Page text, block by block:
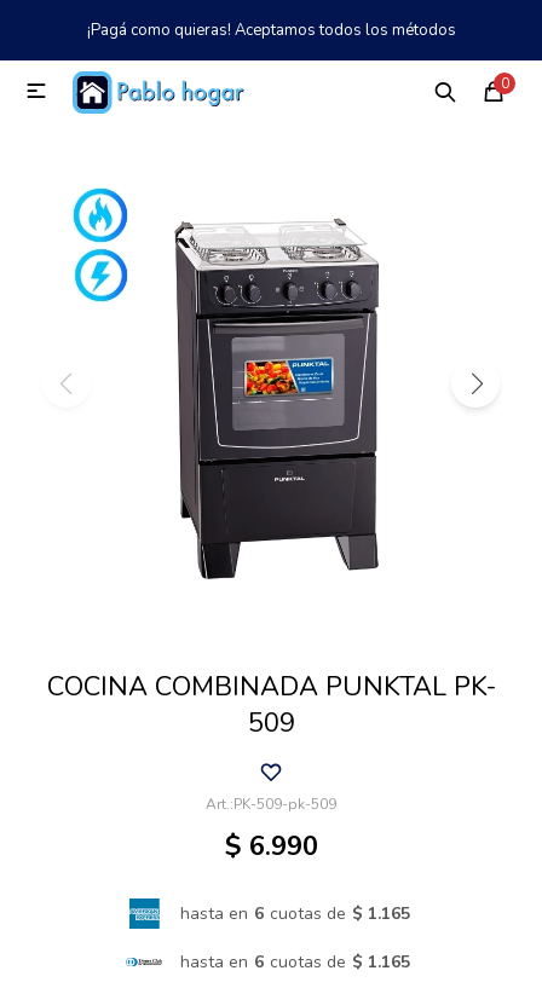
¡Pagá como quieras! Aceptamos todos los métodos
0

COCINA COMBINADA PUNKTAL PK-
509
PK-509-pk-509
$ 6.990
hasta en 6 cuotas de $ 1.165
hasta en 6 cuotas de $ 1.165
MI CUENTA
Catálogo Tienda 097 997 042
Climatización
Refrigeración
Tecnología
Electrodomésticos
Muebles de exterior